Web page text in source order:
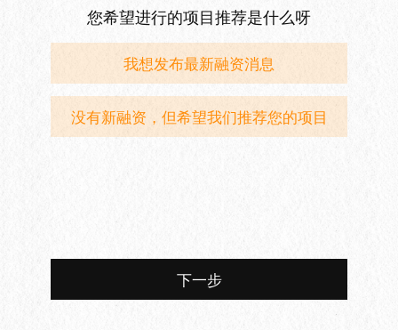
您希望进行的项目推荐是什么呀
我想发布最新融资消息
没有新融资，但希望我们推荐您的项目
下一步